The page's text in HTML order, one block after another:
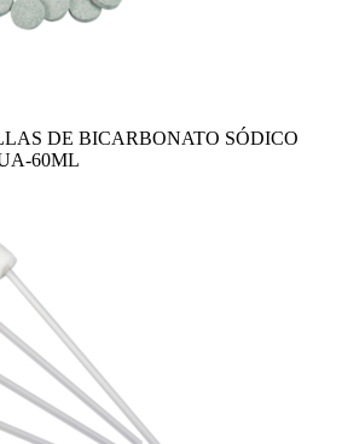
DE BICARBONATO SÓDICO
60ML